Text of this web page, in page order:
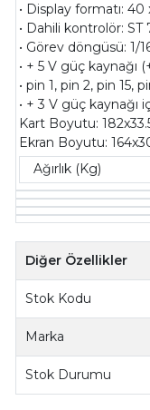
• Display formatı:
• Dahili kontrolör:
• Görev döngüsü: 1/
• + 5 V güç kaynağı
• pin 1, pin 2, pin 15,
• + 3 V güç kaynağı
Kart Boyutu:
Ekran Boyutu:
Ağırlık (Kg)
Diğer Özellikler
Stok Kodu
Marka
Stok Durumu